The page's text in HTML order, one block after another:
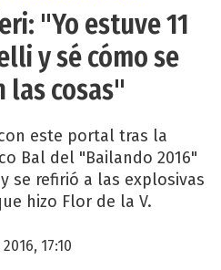
"Yo estuve 11
y sé cómo se
las cosas"
este portal tras la
Bal del "Bailando 2016"
se refirió a las explosivas
hizo Flor de la V.
17:10